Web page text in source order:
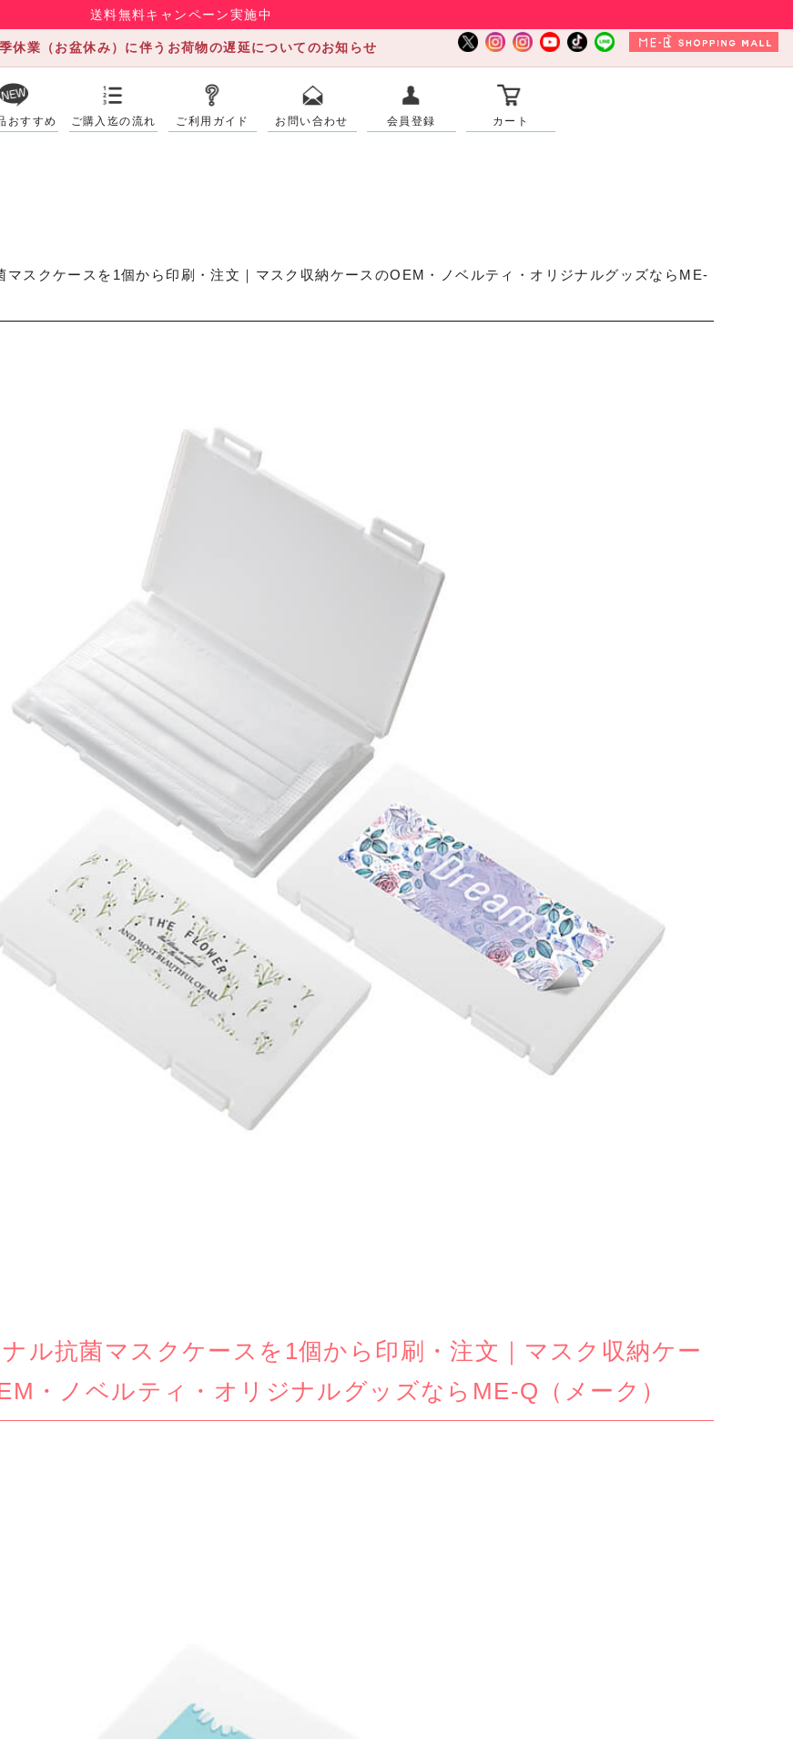
送料無料キャンペーン実施中
休業（お盆休み）に伴うお荷物の遅延についてのお知らせ
おすすめ ご購入迄の流れ ご利用ガイド お問い合わせ 会員登録 カート
マスクケースを1個から印刷・注文｜マスク収納ケースのOEM・ノベルティ・オリジナルグッズならME-
ル抗菌マスクケースを1個から印刷・注文｜マスク収納ケー
・ノベルティ・オリジナルグッズならME-Q（メーク）